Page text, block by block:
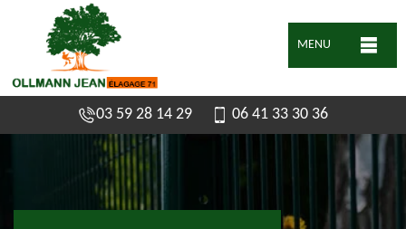
MENU
03 59 28 14 29 06 41 33 30 36